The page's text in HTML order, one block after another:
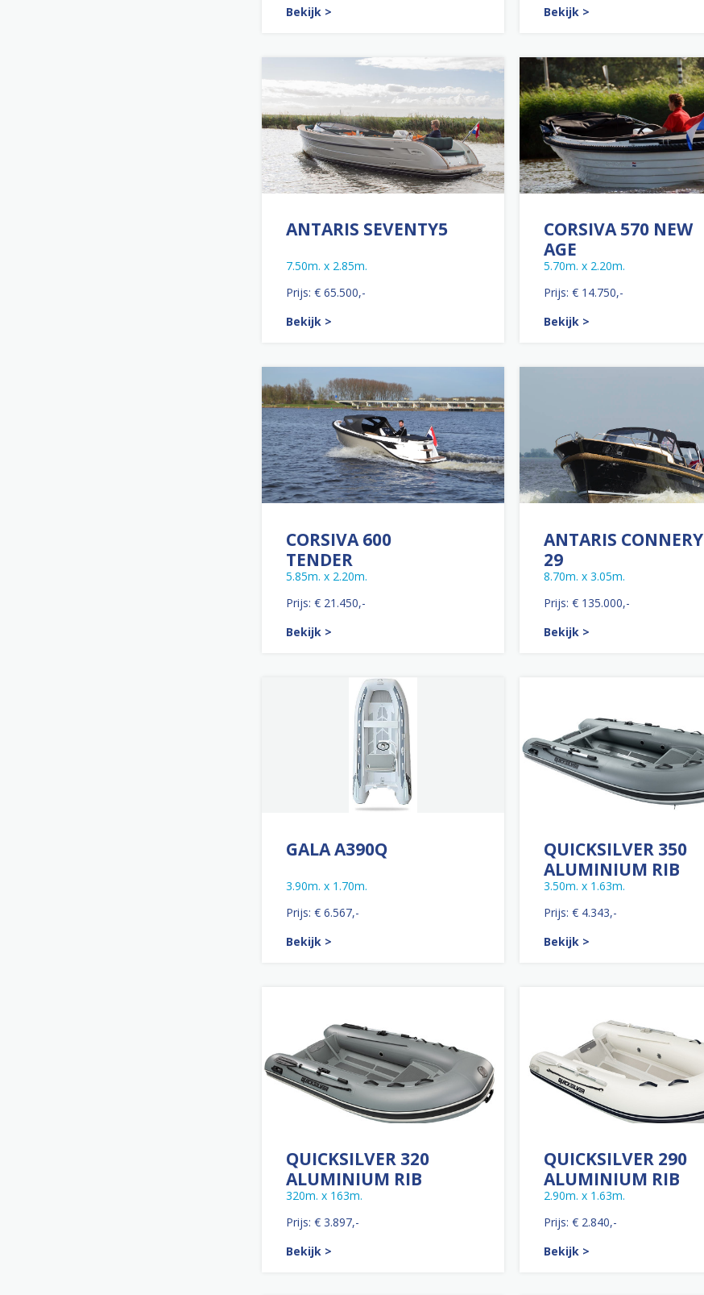
Bekijk >
Bekijk >
ANTARIS SEVENTY5
7.50m. x 2.85m.
Prijs: € 65.500,-
Bekijk >
CORSIVA 570 NEW
AGE
5.70m. x 2.20m.
Prijs: € 14.750,-
Bekijk >
CORSIVA 600
TENDER
5.85m. x 2.20m.
Prijs: € 21.450,-
Bekijk >
ANTARIS CONNERY
29
8.70m. x 3.05m.
Prijs: € 135.000,-
Bekijk >
GALA A390Q
3.90m. x 1.70m.
Prijs: € 6.567,-
Bekijk >
QUICKSILVER 350
ALUMINIUM RIB
3.50m. x 1.63m.
Prijs: € 4.343,-
Bekijk >
QUICKSILVER 320
ALUMINIUM RIB
320m. x 163m.
Prijs: € 3.897,-
Bekijk >
QUICKSILVER 290
ALUMINIUM RIB
2.90m. x 1.63m.
Prijs: € 2.840,-
Bekijk >